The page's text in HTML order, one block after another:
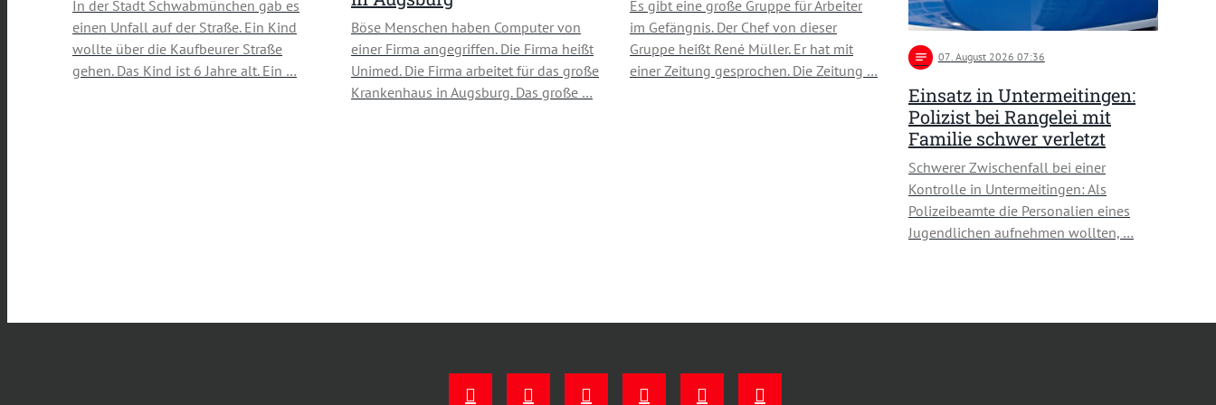
In der Stadt Schwabmünchen gab es
einen Unfall auf der Straße. Ein Kind
wollte über die Kaufbeurer Straße
gehen. Das Kind ist 6 Jahre alt. Ein …
Böse Menschen haben Computer von
einer Firma angegriffen. Die Firma heißt
Unimed. Die Firma arbeitet für das große
Krankenhaus in Augsburg. Das große …
Es gibt eine große Gruppe für Arbeiter
im Gefängnis. Der Chef von dieser
Gruppe heißt René Müller. Er hat mit
einer Zeitung gesprochen. Die Zeitung …
notes 07. August 2026 07:36
Einsatz in Untermeitingen:
Polizist bei Rangelei mit
Familie schwer verletzt
Schwerer Zwischenfall bei einer
Kontrolle in Untermeitingen: Als
Polizeibeamte die Personalien eines
Jugendlichen aufnehmen wollten, …